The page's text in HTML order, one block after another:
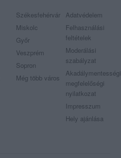
Székesfehérvár
Miskolc
Győr
Veszprém
Sopron
Még több város
Adatvédelem
Felhasználási
feltételek
Moderálási
szabályzat
Akadálymentességi
megfelelőségi
nyilatkozat
Impresszum
Hely ajánlása